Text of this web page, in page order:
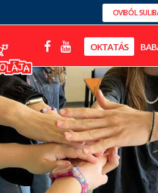
OVIBÓL
OKTATÁS